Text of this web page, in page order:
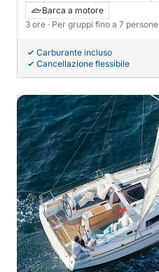
Barca a motore
3 ore · Per gruppi fino a 7 persone
Carburante incluso
Cancellazione flessibile